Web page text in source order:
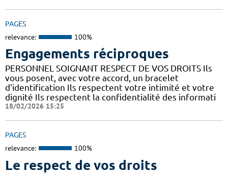
PAGES
relevance: 100%
Engagements réciproques
PERSONNEL SOIGNANT RESPECT DE VOS DROITS Ils
vous posent, avec votre accord, un bracelet
d'identification Ils respectent votre intimité et votre
dignité Ils respectent la confidentialité des informati
18/02/2026 15:25
PAGES
relevance: 100%
Le respect de vos droits